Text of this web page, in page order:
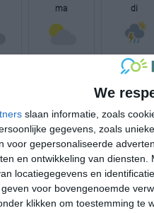
We
slaan informatie, zoals
gegevens, zoals
voor gepersonaliseerde
en ontwikkeling van diensten.
locatiegegevens en
voor bovengenoemde
klikken om toestemming te
ma di
32° 22°
23°C
21:00 00:00
21:00 00:00